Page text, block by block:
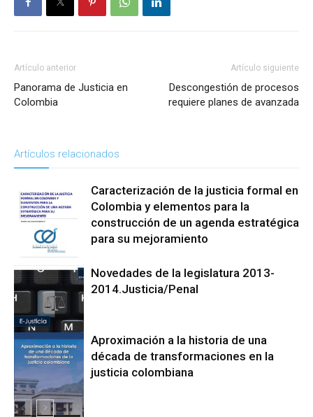
Artículo anterior
Panorama de Justicia en
Colombia
Artículo siguiente
Descongestión de procesos
requiere planes de avanzada
Artículos relacionados
Reforma a La
Justicia
Caracterización de la justicia formal en
Colombia y elementos para la
construcción de un agenda estratégica
para su mejoramiento
Reforma a La
Justicia
Novedades de la legislatura 2013-
2014.Justicia/Penal
Aproximación a la historia de una
década de transformaciones en la
justicia colombiana